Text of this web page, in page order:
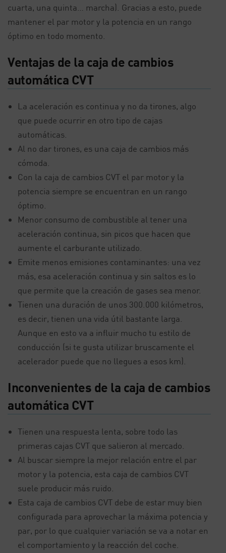
cuarta, una quinta… marcha). Gracias a esto, puede
mantener el par motor y la potencia en un rango
óptimo en todo momento.
Ventajas de la caja de cambios
automática CVT
La aceleración es continua y no da tirones, algo
que puede ocurrir en otro tipo de cajas
automáticas.
Al no dar tirones, es una caja de cambios más
cómoda.
Con la caja de cambios CVT el par motor y la
potencia siempre se encuentran en un rango
óptimo.
Menor consumo de combustible al tener una
aceleración continua, sin picos que hacen que
aumente el carburante utilizado.
Emite menos emisiones contaminantes: una vez
más, esa aceleración continua y sin saltos es lo
que permite que la creación de gases sea menor.
Tienen una duración de unos 300.000 kilómetros,
es decir, tienen una vida útil bastante larga.
Aunque en esto va a influir mucho tu estilo de
conducción (si te gusta utilizar bruscamente el
acelerador puede que no llegues a esos km).
Inconvenientes de la caja de cambios
automática CVT
Tienen una respuesta lenta, sobre todo las
primeras cajas CVT que salieron al mercado.
Al buscar siempre la mejor relación entre el par
motor y la potencia, esta caja de cambios CVT
suele producir más ruido.
Esta caja de cambios CVT debe de estar muy bien
configurada para aprovechar la máxima potencia y
par, por lo que cualquier variación se va a notar en
el comportamiento y la reacción del coche.